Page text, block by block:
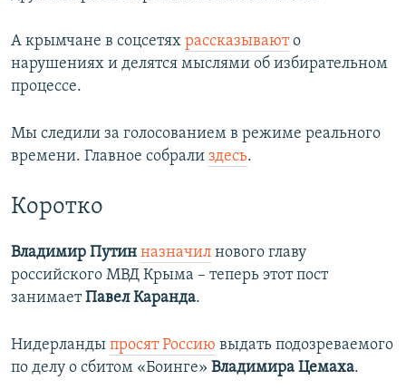
А крымчане в соцсетях рассказываюто
нарушениях и делятся мыслями об избирательном
процессе.
Мы следили за голосованием в режиме реального
времени. Главное собрали здесь.
Коротко
Владимир Путин назначил нового главу
российского МВД Крыма – теперь этот пост
занимаетПавел Каранда.
Нидерланды просят Россию выдать подозреваемого
по делу о сбитом «Боинге» Владимира Цемаха.